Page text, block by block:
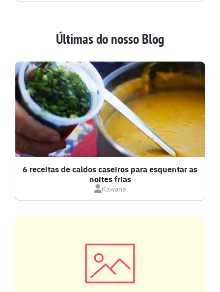
BATIDAS
BEBIDAS E DRINKS
BISCOITOS
BOLOS E TORTAS
CALDOS
CARNE BOVINA
COMPOTAS E GELEIAS
Últimas do nosso Blog
6 receitas de caldos caseiros para esquentar as
noites frias
Kawane